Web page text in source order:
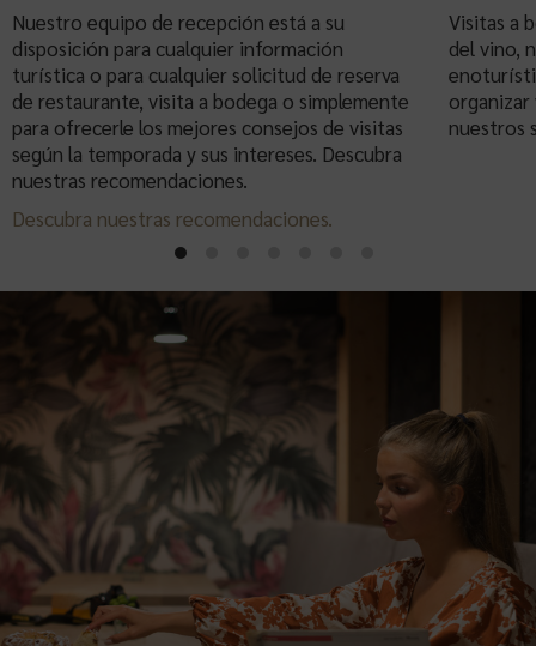
Nuestro equipo de recepción está a su
disposición para cualquier información
turística o para cualquier solicitud de reserva
de restaurante, visita a bodega o simplemente
para ofrecerle los mejores consejos de visitas
según la temporada y sus intereses. Descubra
nuestras recomendaciones.
Descubra nuestras recomendaciones.
Visitas a
del vino,
organizar
nuestros